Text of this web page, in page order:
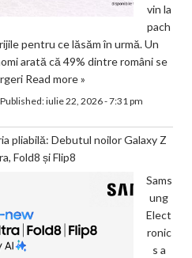
vin la
pach
pentru ce lăsăm în urmă. Un
arată că 49% dintre români se
Read more »
Published:iulie 22, 2026 - 7:31 pm
pliabilă: Debutul noilor Galaxy Z
Fold8 și Flip8
Sams
ung
Elect
ronic
s a